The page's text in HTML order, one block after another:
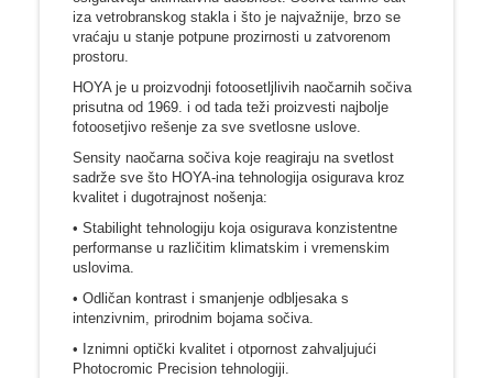
iza vetrobranskog stakla i što je najvažnije, brzo se
vraćaju u stanje potpune prozirnosti u zatvorenom
prostoru.
HOYA je u proizvodnji fotoosetljlivih naočarnih sočiva
prisutna od 1969. i od tada teži proizvesti najbolje
fotoosetjivo rešenje za sve svetlosne uslove.
Sensity naočarna sočiva koje reagiraju na svetlost
sadrže sve što HOYA-ina tehnologija osigurava kroz
kvalitet i dugotrajnost nošenja:
• Stabilight tehnologiju koja osigurava konzistentne
performanse u različitim klimatskim i vremenskim
uslovima.
• Odličan kontrast i smanjenje odbljesaka s
intenzivnim, prirodnim bojama sočiva.
• Iznimni optički kvalitet i otpornost zahvaljujući
Photocromic Precision tehnologiji.